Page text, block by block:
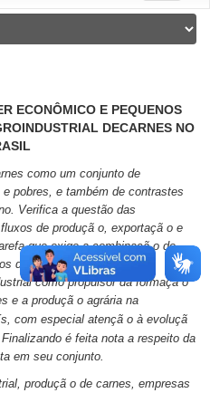
ECONÔMICO E PEQUENOS
DECARNES NO
como um conjunto de
pobres, e também de contrastes
Verifica a questão das
de produçã o, exportaçã o e
que exige a combinação de
da economia brasileira. É
como propulsor da formação
e a produçã o agrária na
com especial atençã o à evoluçã
é feita nota a respeito da
em seu conjunto.
produçã o de carnes, empresas